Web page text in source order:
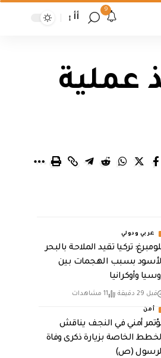
9
أأ
عملية
عربي ودولي
تركيا تقيد الملاحة بالبحر
بسبب الهجمات بين
وأوكرانيا
قبل 29 دقيقة 11 مشاهدات
أمن
أمني في النجف يناقش
الخاصة بزيارة ذكرى وفاة
(ص)